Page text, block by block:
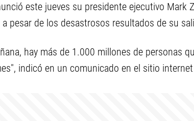
este jueves su presidente ejecutivo Mark
pesar de los desastrosos resultados de su
hay más de 1.000 millones de personas
indicó en un comunicado en el sitio